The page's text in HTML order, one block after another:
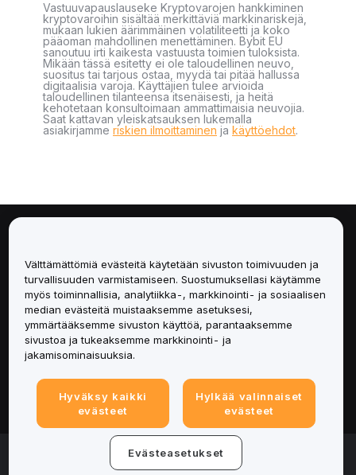
Vastuuvapauslauseke Kryptovarojen hankkiminen
kryptovaroihin sisältää merkittäviä markkinariskejä,
mukaan lukien äärimmäinen volatiliteetti ja koko
pääoman mahdollinen menettäminen. Bybit EU
sanoutuu irti kaikesta vastuusta toimien tuloksista.
Mikään tässä esitetty ei ole taloudellinen neuvo,
suositus tai tarjous ostaa, myydä tai pitää hallussa
digitaalisia varoja. Käyttäjien tulee arvioida
taloudellinen tilanteensa itsenäisesti, ja heitä
kehotetaan konsultoimaan ammattimaisia neuvojia.
Saat kattavan yleiskatsauksen lukemalla
asiakirjamme riskien ilmoittaminen ja käyttöehdot.
Palvelut
Tuki
Tuotteet
Lakiasiat
© 2025-2026 Bybit.eu. All rights reserved.
Välttämättömiä evästeitä käytetään sivuston toimivuuden ja
turvallisuuden varmistamiseen. Suostumuksellasi käytämme
myös toiminnallisia, analytiikka-, markkinointi- ja sosiaalisen
median evästeitä muistaaksemme asetuksesi,
ymmärtääksemme sivuston käyttöä, parantaaksemme
sivustoa ja tukeaksemme markkinointi- ja
jakamisominaisuuksia.
Hyväksy kaikki
evästeet
Hylkää valinnaiset
evästeet
Evästeasetukset